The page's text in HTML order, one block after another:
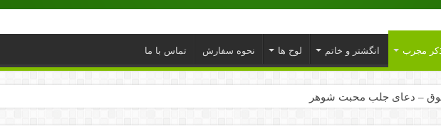
مجرب انگشتر و خاتم لوح ها نحوه سفارش تماس با ما
– دعای جلب محبت شوهر